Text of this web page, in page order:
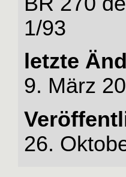
1/93
letzte
9. März
26.